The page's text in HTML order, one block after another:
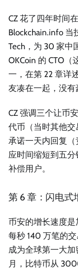
CZ 花了四年时间
Blockchain.info 当
Tech，为 30 家中
OKCoin 的 CTO
一，在第 22 章详
友凑在一起，没有
CZ 强调三个让币
代币（当时其他
承诺一天内回复
应时间缩短到五分
补偿用户。
第 6 章：闪电式
币安的增长速度
每秒 140 万笔的
成为全球第一大加
月，比特币从